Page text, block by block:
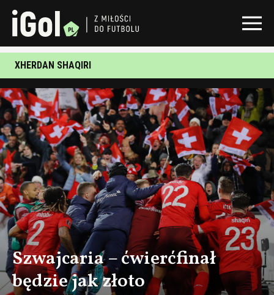
XHERDAN SHAQIRI
Szwajcaria – ćwierćfinał
będzie jak złoto